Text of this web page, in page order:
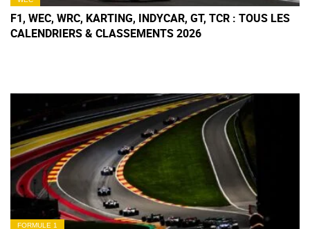
F1, WEC, WRC, KARTING, INDYCAR, GT, TCR : TOUS LES
CALENDRIERS & CLASSEMENTS 2026
FORMULE 1